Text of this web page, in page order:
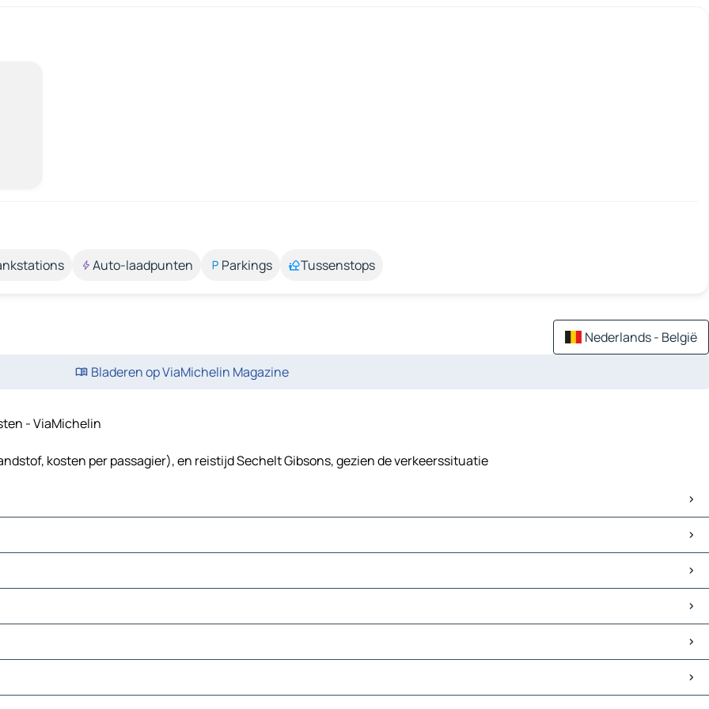
Auto-laadpunten Parkings Tussenstops
Nederlands - België
Bladeren op ViaMichelin Magazine
- ViaMichelin
kosten per passagier), en reistijd Sechelt Gibsons, gezien de verkeerssituatie